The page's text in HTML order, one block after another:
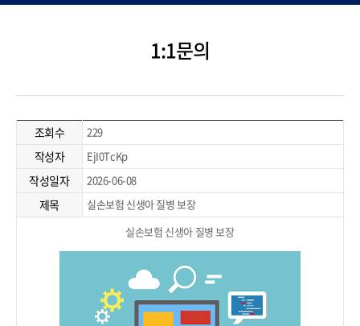
1:1문의
조회수 229
작성자 EjI0TcKp
작성일자 2026-06-08
제목
실손보험 신생아 질병 보장
실손보험 신생아 질병 보장